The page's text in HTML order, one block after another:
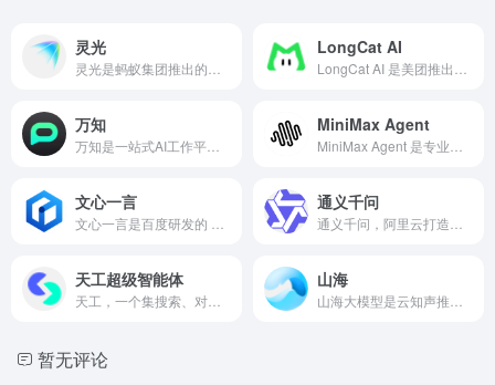
灵光 LongCat AI
万知 MiniMax Agent
文心一言 通义千问
天工超级智能体 山海
暂无评论